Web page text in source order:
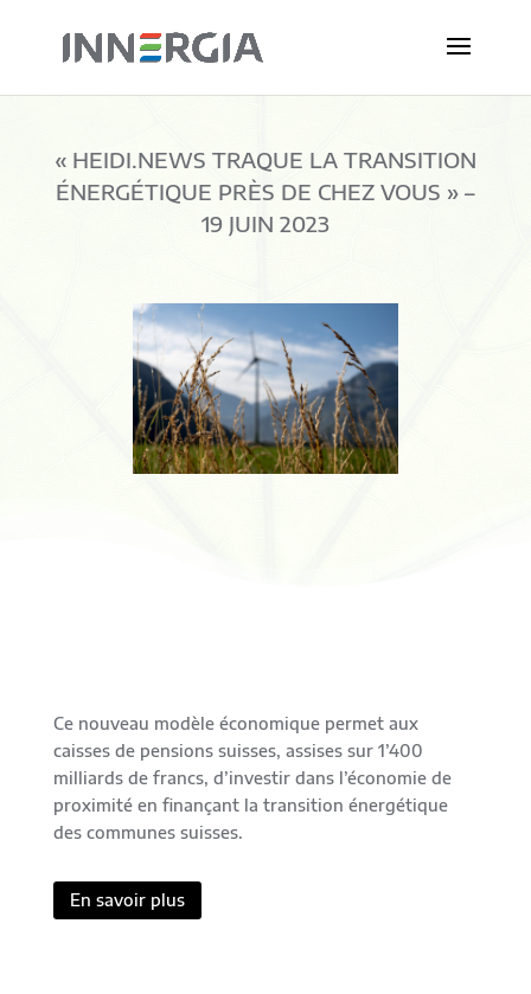
« HEIDI.NEWS TRAQUE LA TRANSITION
ÉNERGÉTIQUE PRÈS DE CHEZ VOUS » –
19 JUIN 2023
Ce nouveau modèle économique permet aux
caisses de pensions suisses, assises sur 1’400
milliards de francs, d’investir dans l’économie de
proximité en finançant la transition énergétique
des communes suisses.
En savoir plus